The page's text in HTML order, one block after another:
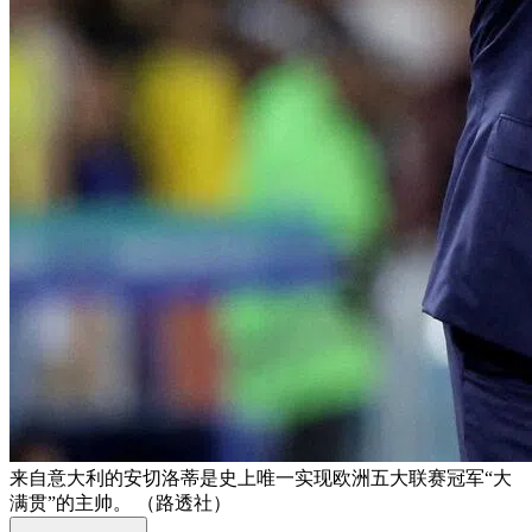
来自意大利的安切洛蒂是史上唯一实现欧洲五大联赛冠军“大
满贯”的主帅。 （路透社）